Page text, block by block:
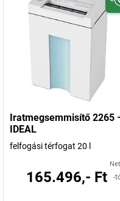
Iratmegsemmisítő 2265
IDEAL
felfogási térfogat 20 l
165.496,- Ft -